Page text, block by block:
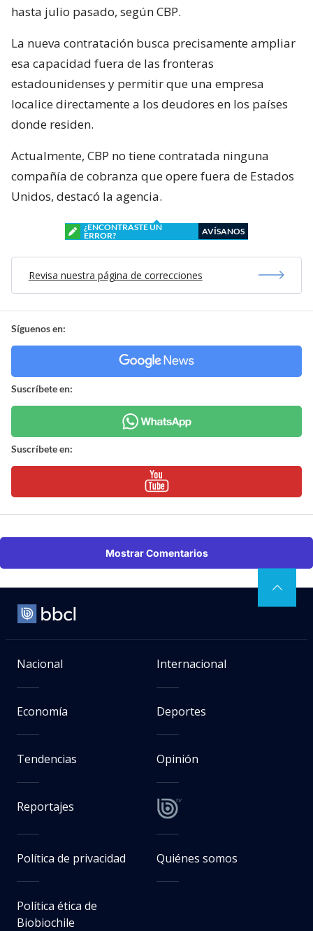
hasta julio pasado, según CBP.
La nueva contratación busca precisamente ampliar
esa capacidad fuera de las fronteras
estadounidenses y permitir que una empresa
localice directamente a los deudores en los países
donde residen.
Actualmente, CBP no tiene contratada ninguna
compañía de cobranza que opere fuera de Estados
Unidos, destacó la agencia.
¿ENCONTRASTE UN
ERROR?
AVÍSANOS
Revisa nuestra página de correcciones
Síguenos en:
Suscríbete en:
Suscríbete en:
Mostrar Comentarios
Nacional Internacional
Economía Deportes
Tendencias Opinión
Reportajes
Política de privacidad Quiénes somos
Política ética de
Biobiochile